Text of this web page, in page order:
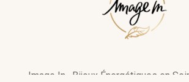
Image In · Bijoux Énergétiques en